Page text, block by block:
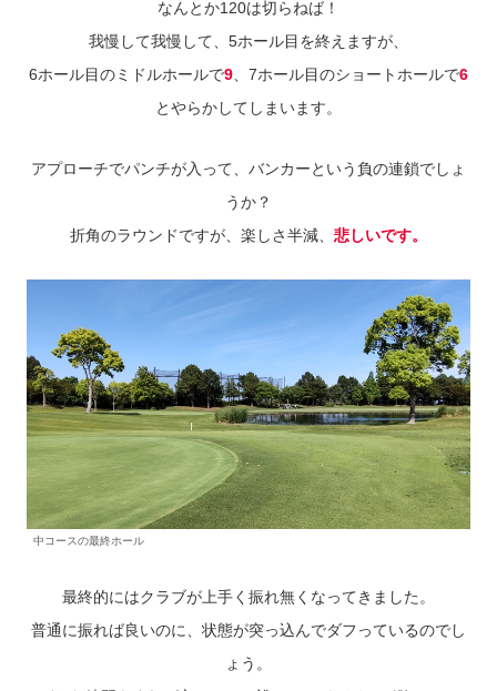
なんとか120は切らねば！
我慢して我慢して、5ホール目を終えますが、
6ホール目のミドルホールで9 、7ホール目のショートホールで6
とやらかしてしまいます。
アプローチでパンチが入って、バンカーという負の連鎖でしょ
うか？
折角のラウンドですが、楽しさ半減、 悲しいです。
中コースの最終ホール
最終的にはクラブが上手く振れ無くなってきました。
普通に振れば良いのに、状態が突っ込んでダフっているのでし
ょう。